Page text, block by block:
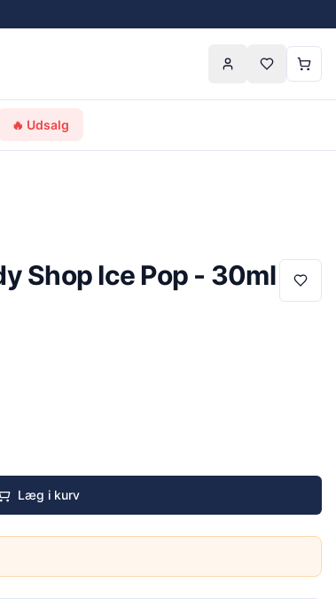
🔥 Udsalg
Shop Ice Pop - 30ml
Læg i kurv